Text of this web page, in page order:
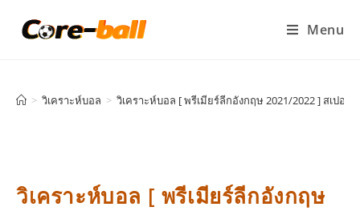
Menu
> วิเคราะห์บอล > วิเคราะห์บอล [ พรีเมียร์ลีกอังกฤษ 2021/2022 ] สเปอร์
วิเคราะห์บอล [ พรีเมียร์ลีกอังกฤษ